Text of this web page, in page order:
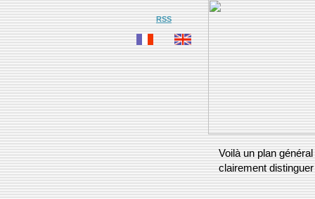
RSS
Voilà un plan
clairement